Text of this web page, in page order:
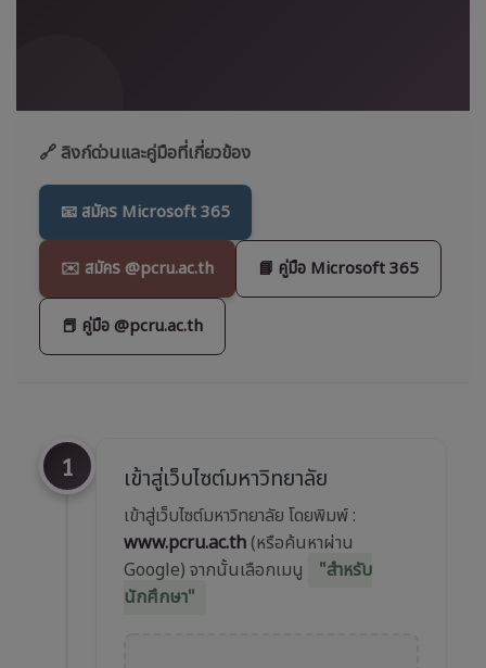
🔗 ลิงก์ด่วนและคู่มือที่เกี่ยวข้อง
📧 สมัคร Microsoft 365
✉️ สมัคร @pcru.ac.th 📘 คู่มือ Microsoft 365
📕 คู่มือ @pcru.ac.th
1 เข้าสู่เว็บไซต์มหาวิทยาลัย
เข้าสู่เว็บไซต์มหาวิทยาลัย โดยพิมพ์ :
www.pcru.ac.th(หรือค้นหาผ่าน
Google) จากนั้นเลือกเมนู
"สำหรับ
นักศึกษา"